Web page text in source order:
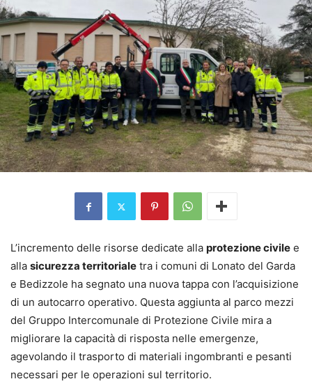
L’incremento delle risorse dedicate alla protezione civile e
alla sicurezza territoriale tra i comuni di Lonato del Garda
e Bedizzole ha segnato una nuova tappa con l’acquisizione
di un autocarro operativo. Questa aggiunta al parco mezzi
del Gruppo Intercomunale di Protezione Civile mira a
migliorare la capacità di risposta nelle emergenze,
agevolando il trasporto di materiali ingombranti e pesanti
necessari per le operazioni sul territorio.